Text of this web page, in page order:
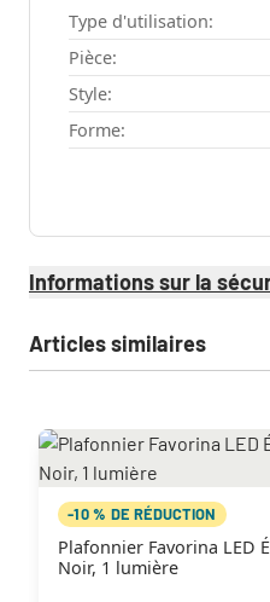
Type d'utilisation:
Pièce:
Style:
Forme:
Informations sur la
Articles similaires
-10 % DE RÉDUCTION
Plafonnier Favorina LED
Noir, 1 lumière